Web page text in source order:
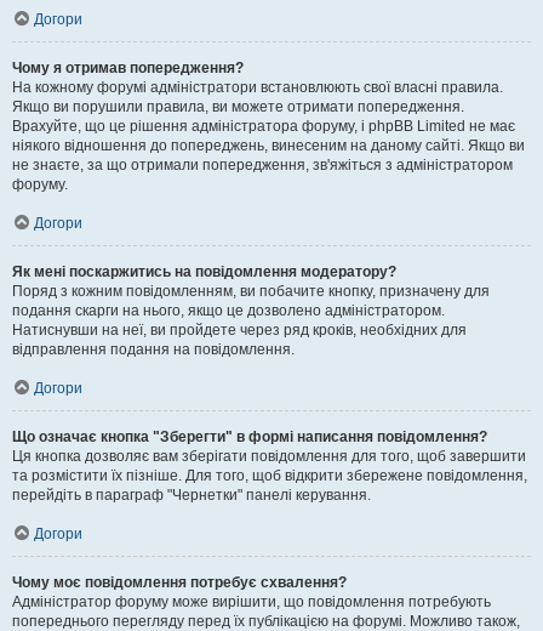
Догори
Чому я отримав попередження?
На кожному форумі адміністратори встановлюють свої власні правила.
Якщо ви порушили правила, ви можете отримати попередження.
Врахуйте, що це рішення адміністратора форуму, і phpBB Limited не має
ніякого відношення до попереджень, винесеним на даному сайті. Якщо ви
не знаєте, за що отримали попередження, зв'яжіться з адміністратором
форуму.
Догори
Як мені поскаржитись на повідомлення модератору?
Поряд з кожним повідомленням, ви побачите кнопку, призначену для
подання скарги на нього, якщо це дозволено адміністратором.
Натиснувши на неї, ви пройдете через ряд кроків, необхідних для
відправлення подання на повідомлення.
Догори
Що означає кнопка "Зберегти" в формі написання повідомлення?
Ця кнопка дозволяє вам зберігати повідомлення для того, щоб завершити
та розмістити їх пізніше. Для того, щоб відкрити збережене повідомлення,
перейдіть в параграф "Чернетки" панелі керування.
Догори
Чому моє повідомлення потребує схвалення?
Адміністратор форуму може вирішити, що повідомлення потребують
попереднього перегляду перед їх публікацією на форумі. Можливо також,